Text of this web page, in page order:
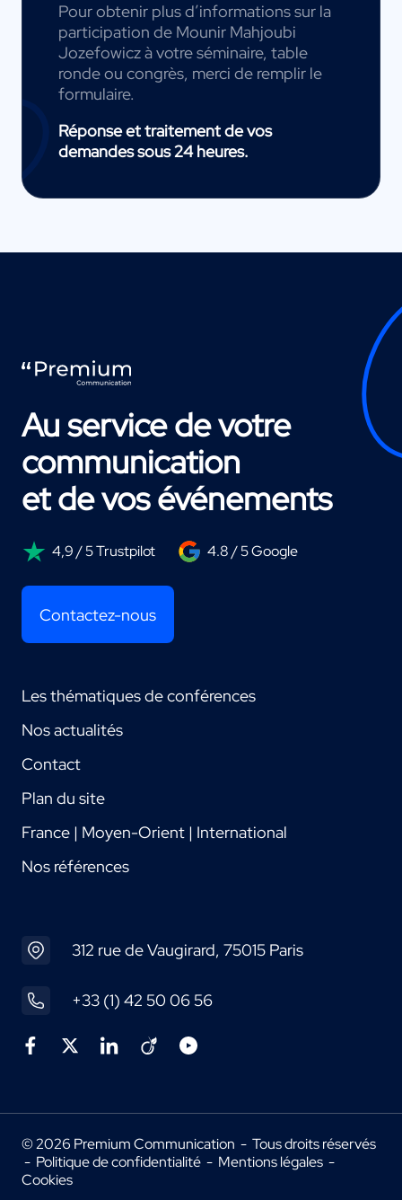
Pour obtenir plus d’informations sur la
participation de Mounir Mahjoubi
Jozefowicz à votre séminaire, table
ronde ou congrès, merci de remplir le
formulaire.
Réponse et traitement de vos
demandes sous 24 heures.
Au service de votre
communication
et de vos événements
4,9 / 5 Trustpilot 4.8 / 5 Google
Contactez-nous
Les thématiques de conférences
Nos actualités
Contact
Plan du site
France | Moyen-Orient | International
Nos références
312 rue de Vaugirard, 75015 Paris
+33 (1) 42 50 06 56
© 2026 Premium Communication - Tous droits réservés
- Politique de confidentialité - Mentions légales -
Cookies